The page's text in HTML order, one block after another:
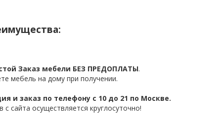
Заказ мебели БЕЗ ПРЕДОПЛАТЫ.
мебель на дому при получении.
и заказ по телефону с 10 до 21 по Москве.
с сайта осуществляется круглосуточно!